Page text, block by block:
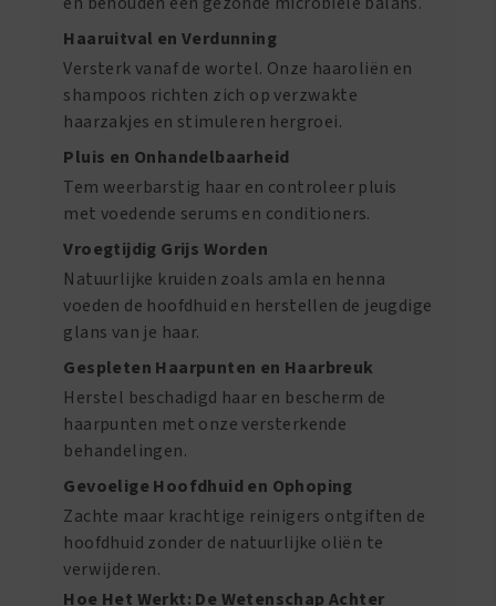
Haaruitval en Verdunning
Versterk vanaf de wortel. Onze haaroliën en
shampoos richten zich op verzwakte
haarzakjes en stimuleren hergroei.
Pluis en Onhandelbaarheid
Tem weerbarstig haar en controleer pluis
met voedende serums en conditioners.
Vroegtijdig Grijs Worden
Natuurlijke kruiden zoals amla en henna
voeden de hoofdhuid en herstellen de jeugdige
glans van je haar.
Gespleten Haarpunten en Haarbreuk
Herstel beschadigd haar en bescherm de
haarpunten met onze versterkende
behandelingen.
Gevoelige Hoofdhuid en Ophoping
Zachte maar krachtige reinigers ontgiften de
hoofdhuid zonder de natuurlijke oliën te
verwijderen.
Hoe Het Werkt: De Wetenschap Achter